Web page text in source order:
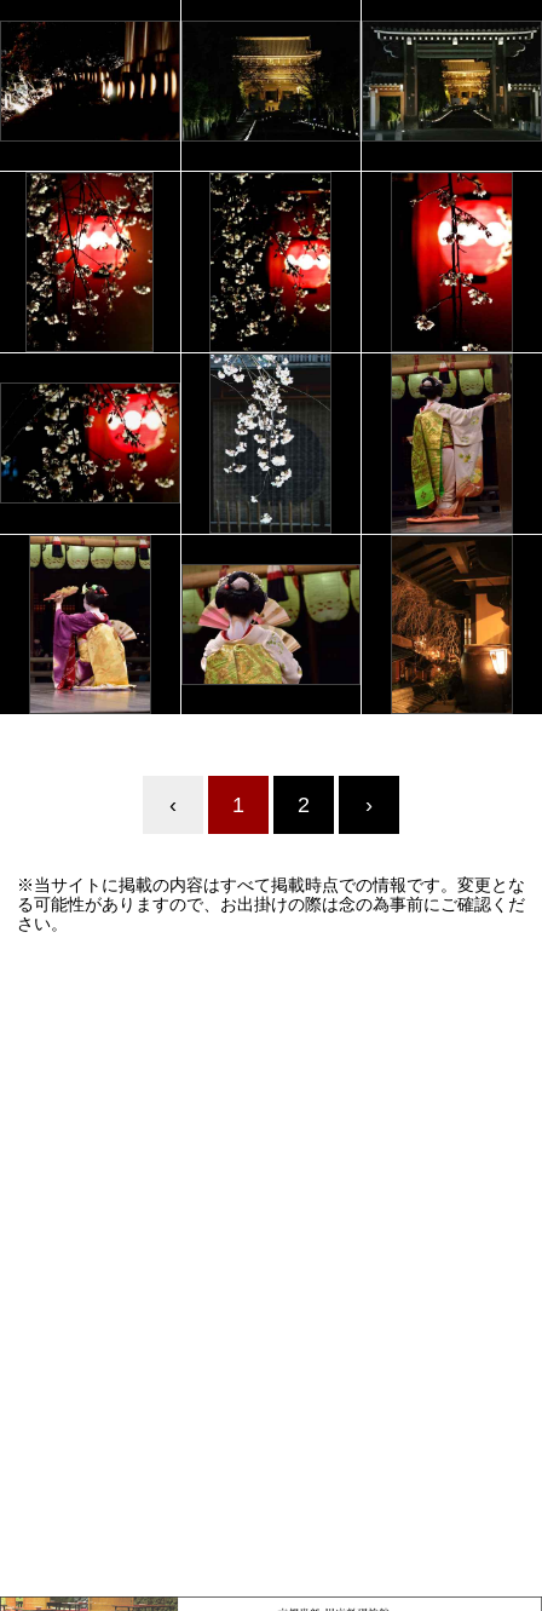
‹ 1 2 ›
※当サイトに掲載の内容はすべて掲載時点での情報です。変更とな
る可能性がありますので、お出掛けの際は念の為事前にご確認くだ
さい。